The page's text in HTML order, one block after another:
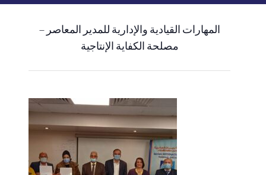
المهارات القيادية والإدارية للمدير المعاصر –
مصلحة الكفاية الإنتاجية